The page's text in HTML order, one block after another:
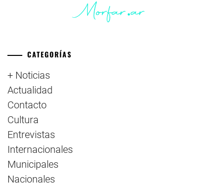
CATEGORÍAS
+ Noticias
Actualidad
Contacto
Cultura
Entrevistas
Internacionales
Municipales
Nacionales